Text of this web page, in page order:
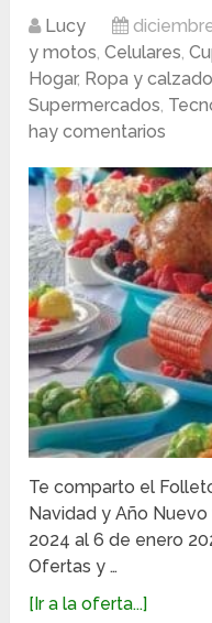
Lucy
y motos,Celulares,
Hogar, Ropa y calzado
Supermercados,
hay comentarios
Te comparto el
Navidad y Año
2024 al 6 de enero
Ofertas y …
[Ir a la oferta...]